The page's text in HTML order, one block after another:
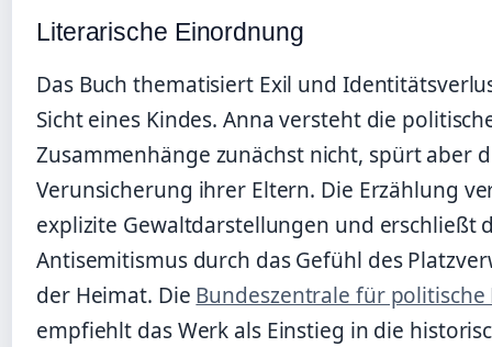
Literarische Einordnung
Das Buch thematisiert Exil und
Sicht eines Kindes. Anna versteht die
Zusammenhänge zunächst nicht, spürt aber
Verunsicherung ihrer Eltern. Die Erzählung
explizite Gewaltdarstellungen und erschließt
Antisemitismus durch das Gefühl des
der Heimat. Die Bundeszentrale für politische
empfiehlt das Werk als Einstieg in die